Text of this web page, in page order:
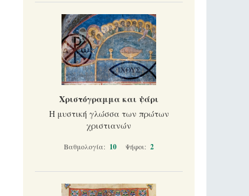
Χριστόγραμμα και ψάρι
Η μυστική γλώσσα των πρώτων
χριστιανών
Βαθμολογία: 10 Ψήφοι: 2